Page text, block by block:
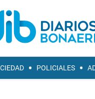
POLICIALES